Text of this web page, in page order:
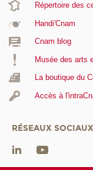
Répertoire des
Handi'Cnam
Cnam blog
Musée des arts
La boutique du
Accès à
RÉSEAUX SOCIAUX